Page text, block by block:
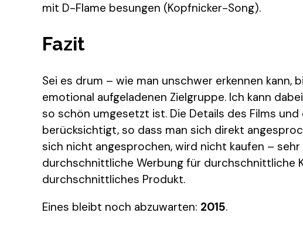
mit D-Flame besungen (Kopfnicker-Song).
Fazit
Sei es drum – wie man unschwer erkennen kann,
emotional aufgeladenen Zielgruppe. Ich kann
so schön umgesetzt ist. Die Details des Films
berücksichtigt, so dass man sich direkt
sich nicht angesprochen, wird nicht kaufen – sehr
durchschnittliche Werbung für durchschnittliche
durchschnittliches Produkt.
Eines bleibt noch abzuwarten: 2015.